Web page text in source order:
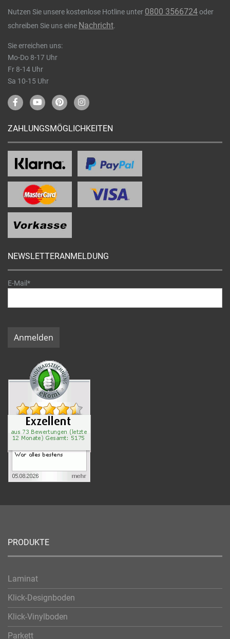
Nutzen Sie unsere kostenlose Hotline unter 0800 3566724oder
schreiben Sie uns eine Nachricht.
Sie erreichen uns:
Mo-Do 8-17 Uhr
Fr 8-14 Uhr
Sa 10-15 Uhr
ZAHLUNGSMÖGLICHKEITEN
NEWSLETTERANMELDUNG
E-Mail*
Anmelden
PRODUKTE
Laminat
Klick-Designboden
Klick-Vinylboden
Parkett